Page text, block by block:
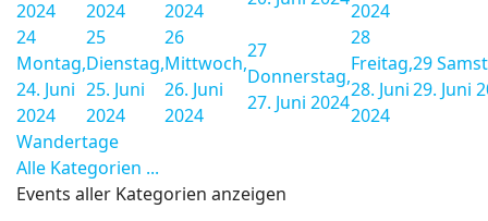
2024
2024
2024
2024
24
Montag,
24. Juni
2024
25
Dienstag,
25. Juni
2024
26
Mittwoch,
26. Juni
2024
27
Donnerstag,
27. Juni 2024
28
Freitag,
28. Juni
2024
29
29. Juni
Wandertage
Alle Kategorien ...
Events aller Kategorien anzeigen